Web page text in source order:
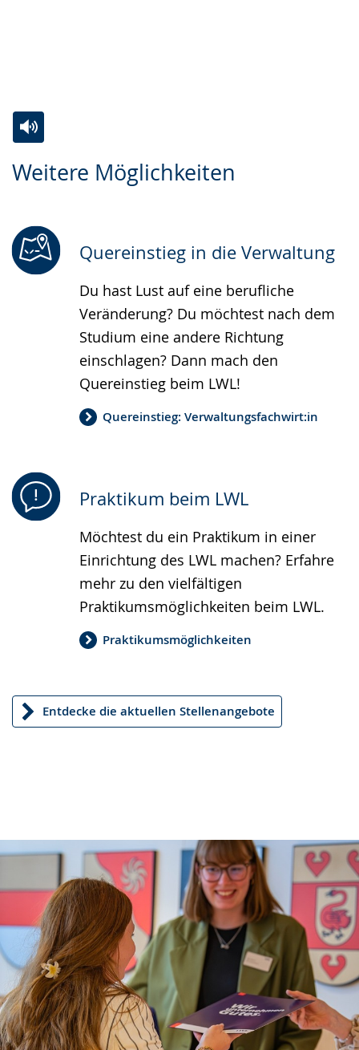
Weitere Möglichkeiten
Leichten
wechseln.
Audio-
Video
Deutscher
Gebärdensprache
wird
Quereinstieg in die Verwaltung
Du hast Lust auf eine berufliche
Veränderung? Du möchtest nach dem
Studium eine andere Richtung
einschlagen? Dann mach den
Quereinstieg beim LWL!
Quereinstieg: Verwaltungsfachwirt:in
Praktikum beim LWL
Möchtest du ein Praktikum in einer
Einrichtung des LWL machen? Erfahre
mehr zu den vielfältigen
Praktikumsmöglichkeiten beim LWL.
Praktikumsmöglichkeiten
Entdecke die aktuellen Stellenangebote